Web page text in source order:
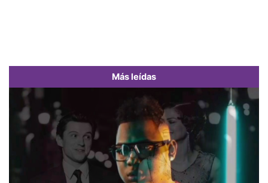
Más leídas